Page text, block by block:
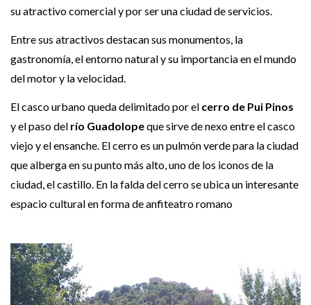
su atractivo comercial y por ser una ciudad de servicios.
Entre sus atractivos destacan sus monumentos, la
gastronomía, el entorno natural y su importancia en el mundo
del motor y la velocidad.
El casco urbano queda delimitado por el cerro de Pui Pinos
y el paso del río Guadolopeque sirve de nexo entre el casco
viejo y el ensanche. El cerro es un pulmón verde para la ciudad
que alberga en su punto más alto, uno de los iconos de la
ciudad, el castillo. En la falda del cerro se ubica un interesante
espacio cultural en forma de anfiteatro romano